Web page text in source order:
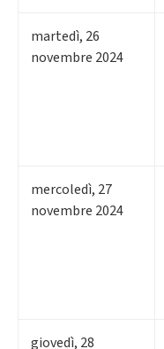
martedì, 26
novembre 2024
mercoledì, 27
novembre 2024
giovedì, 28